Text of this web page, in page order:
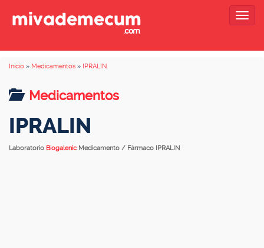
Inicio » Medicamentos » IPRALIN
Medicamentos
IPRALIN
Laboratorio Biogalenic Medicamento / Fármaco IPRALIN